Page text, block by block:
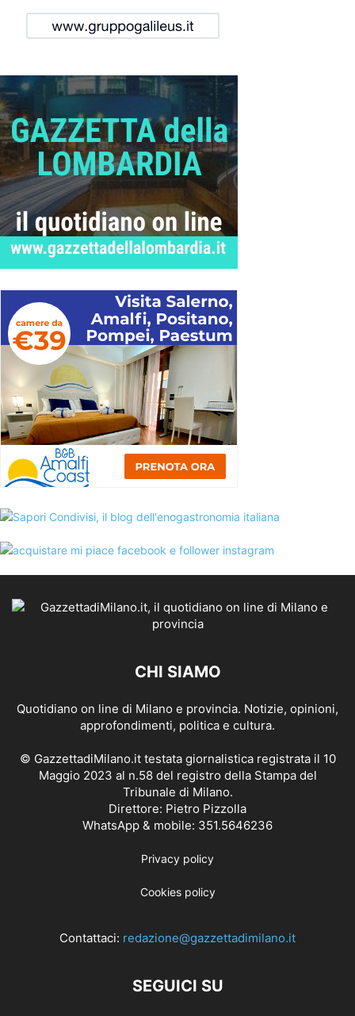
CHI SIAMO
Quotidiano on line di Milano e provincia. Notizie, opinioni,
approfondimenti, politica e cultura.
© GazzettadiMilano.it testata giornalistica registrata il 10
Maggio 2023 al n.58 del registro della Stampa del
Tribunale di Milano.
Direttore: Pietro Pizzolla
WhatsApp & mobile: 351.5646236
Privacy policy
Cookies policy
Contattaci: redazione@gazzettadimilano.it
SEGUICI SU